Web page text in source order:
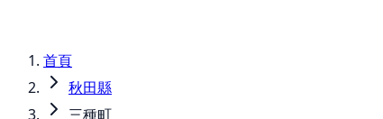
首頁
秋田縣
三種町